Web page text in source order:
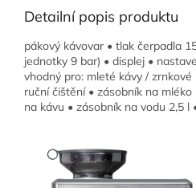
Detailní popis produktu
pákový kávovar • tlak čerpadla
jednotky 9 bar) • displej •
vhodný pro: mleté kávy /
ruční čištění • zásobník na
na kávu • zásobník na vodu 2,5 l